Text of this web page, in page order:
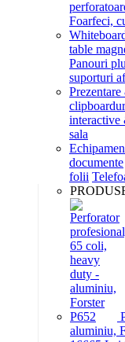
Foarfeci,
table
Panouri
suporturi
interactive
sala
documente
folii
aluminiu,